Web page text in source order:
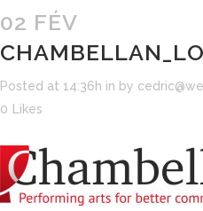
02 FÉV
Posted at 14:36h in by
0
Likes